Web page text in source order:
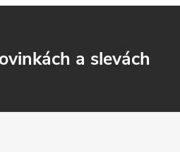
a slevách